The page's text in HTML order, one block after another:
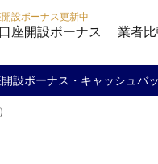
設ボーナス更新中
座開設ボーナス 業者
開設ボーナス・キャッシュバ